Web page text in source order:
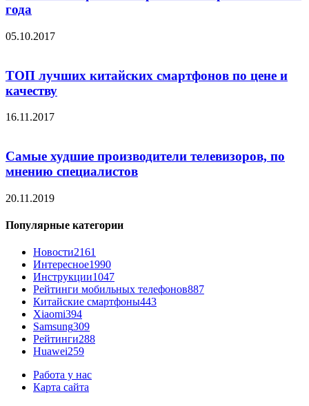
года
05.10.2017
ТОП лучших китайских смартфонов по цене и
качеству
16.11.2017
Самые худшие производители телевизоров, по
мнению специалистов
20.11.2019
Популярные категории
Новости2161
Интересное1990
Инструкции1047
Рейтинги мобильных телефонов887
Китайские смартфоны443
Xiaomi394
Samsung309
Рейтинги288
Huawei259
Работа у нас
Карта сайта